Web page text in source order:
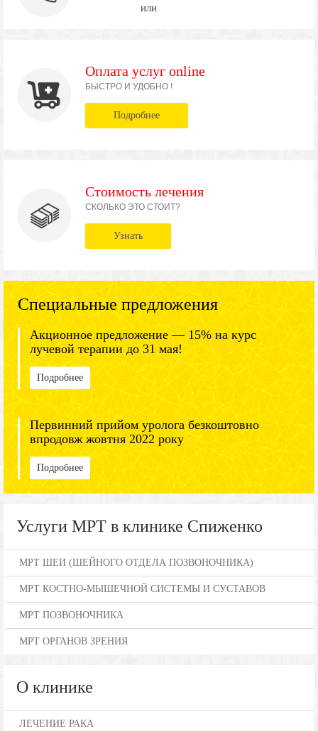
или
Оплата услуг online
БЫСТРО И УДОБНО !
Подробнее
Стоимость лечения
СКОЛЬКО ЭТО СТОИТ?
Узнать
Специальные предложения
Акционное предложение — 15% на курс
лучевой терапии до 31 мая!
Подробнее
Первинний прийом уролога безкоштовно
впродовж жовтня 2022 року
Подробнее
Услуги МРТ в клинике Спиженко
МРТ ШЕИ (ШЕЙНОГО ОТДЕЛА ПОЗВОНОЧНИКА)
МРТ КОСТНО-МЫШЕЧНОЙ СИСТЕМЫ И СУСТАВОВ
МРТ ПОЗВОНОЧНИКА
МРТ ОРГАНОВ ЗРЕНИЯ
О клинике
ЛЕЧЕНИЕ РАКА